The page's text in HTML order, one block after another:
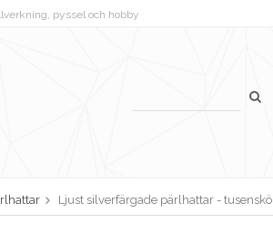
pyssel och hobby
Ljust silverfärgade pärlhattar -